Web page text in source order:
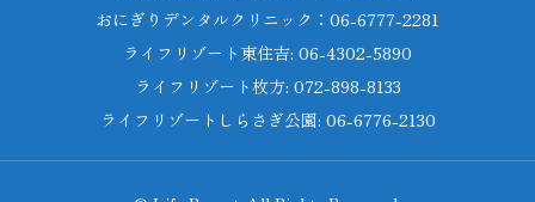
おにぎりデンタルクリニック：06-6777-2281
ライフリゾート東住吉: 06-4302-5890
ライフリゾート枚方: 072-898-8133
ライフリゾートしらさぎ公園: 06-6776-2130